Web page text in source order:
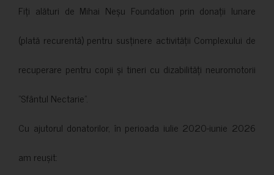
Fiți alături de Mihai Neșu Foundation prin donații lunare
(plată recurentă) pentru susținere activității Complexului de
recuperare pentru copii și tineri cu dizabilități neuromotorii
”Sfântul Nectarie”.
Cu ajutorul donatorilor, în perioada iulie 2020-iunie 2026
am reușit: